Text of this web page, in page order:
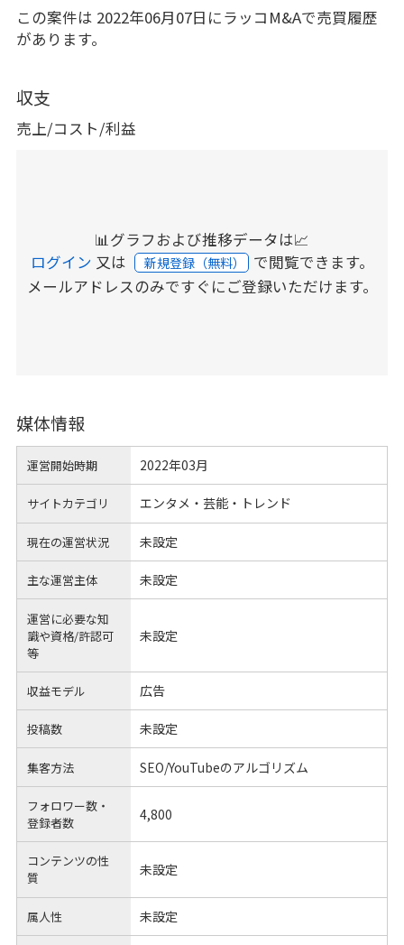
この案件は 2022年06月07日にラッコM&Aで売買履歴
があります。
収支
売上/コスト/利益
📊グラフおよび推移データは📈
ログイン 又は 新規登録（無料） で閲覧できます。
メールアドレスのみですぐにご登録いただけます。
媒体情報
運営開始時期 2022年03月
サイトカテゴリ エンタメ・芸能・トレンド
現在の運営状況 未設定
主な運営主体 未設定
運営に必要な知
識や資格/許認可
等
未設定
収益モデル 広告
投稿数 未設定
集客方法 SEO/YouTubeのアルゴリズム
フォロワー数・
登録者数
4,800
コンテンツの性
質
未設定
属人性 未設定